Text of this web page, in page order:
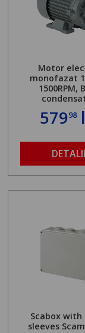
Motor
monofazat
1500RPM,
57998
DETALII
Scabox with
sleeves